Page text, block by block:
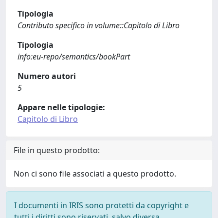
Tipologia
Contributo specifico in volume::Capitolo di Libro
Tipologia
info:eu-repo/semantics/bookPart
Numero autori
5
Appare nelle tipologie:
Capitolo di Libro
File in questo prodotto:
Non ci sono file associati a questo prodotto.
I documenti in IRIS sono protetti da copyright e